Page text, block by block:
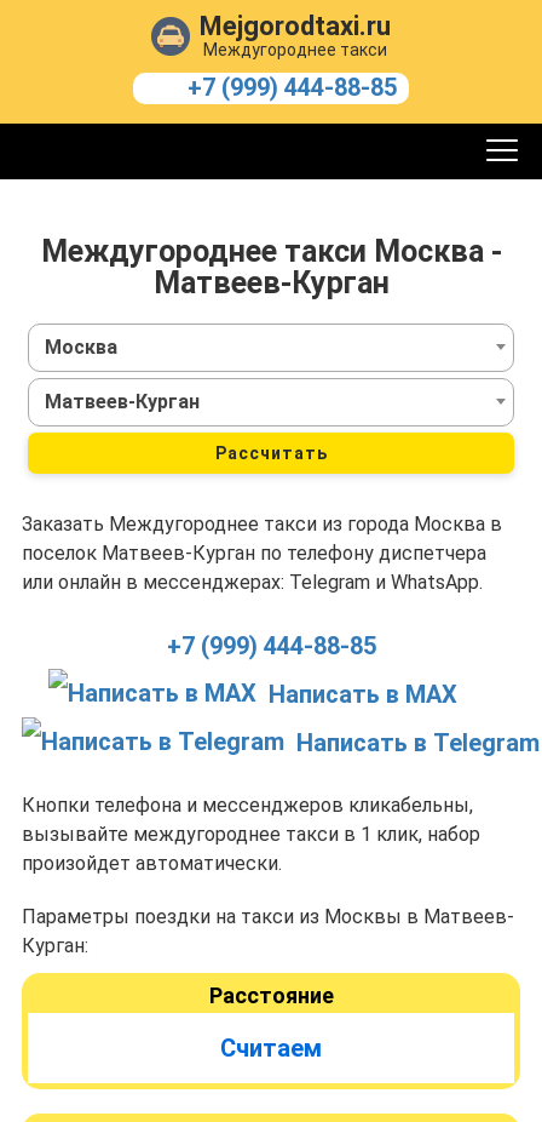
Mejgorodtaxi.ru
Междугороднее такси
+7 (999) 444-88-85
Междугороднее такси Москва -
Матвеев-Курган
Москва
Матвеев-Курган
Рассчитать
Заказать Междугороднее такси из города Москва в
поселок Матвеев-Курган по телефону диспетчера
или онлайн в мессенджерах: Telegram и WhatsApp.
+7 (999) 444-88-85
Написать в MAX
Написать в Telegram
Кнопки телефона и мессенджеров кликабельны,
вызывайте междугороднее такси в 1 клик, набор
произойдет автоматически.
Параметры поездки на такси из Москвы в Матвеев-
Курган:
Расстояние
Считаем